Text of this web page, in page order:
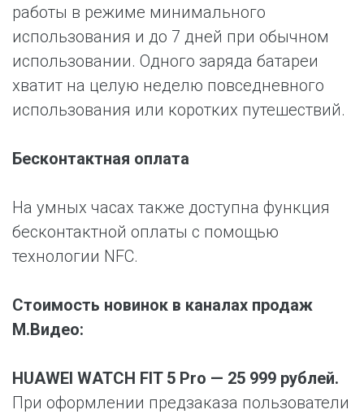
работы в режиме минимального
использования и до 7 дней при обычном
использовании. Одного заряда батареи
хватит на целую неделю повседневного
использования или коротких путешествий.
Бесконтактная оплата
На умных часах также доступна функция
бесконтактной оплаты с помощью
технологии NFC.
Стоимость новинок в каналах продаж
М.Видео:
HUAWEI WATCH FIT 5 Pro — 25 999 рублей.
При оформлении предзаказа пользователи